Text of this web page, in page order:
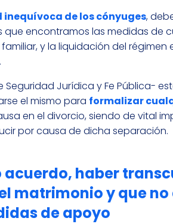
de los cónyuges,
que encontramos las medidas de
y la liquidación del régimen
Jurídica y Fe Pública-
el mismo para formalizar
en el divorcio, siendo de vital
por causa de dicha separación.
acuerdo, haber
matrimonio y que
de apoyo